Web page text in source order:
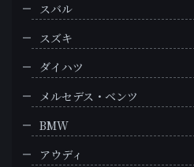
スバル
スズキ
ダイハツ
メルセデス・ベンツ
BMW
アウディ